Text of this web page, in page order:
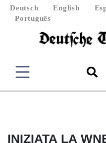
Deutsch English
Português
INIZIATA LA